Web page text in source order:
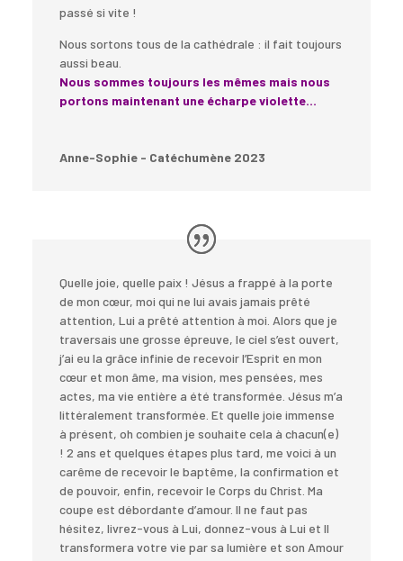
passé si vite !
Nous sortons tous de la cathédrale : il fait toujours
aussi beau.
Nous sommes toujours les mêmes mais nous
portons maintenant une écharpe violette…
Anne-Sophie - Catéchumène 2023
Quelle joie, quelle paix ! Jésus a frappé à la porte
de mon cœur, moi qui ne lui avais jamais prêté
attention, Lui a prêté attention à moi. Alors que je
traversais une grosse épreuve, le ciel s’est ouvert,
j’ai eu la grâce infinie de recevoir l’Esprit en mon
cœur et mon âme, ma vision, mes pensées, mes
actes, ma vie entière a été transformée. Jésus m’a
littéralement transformée. Et quelle joie immense
à présent, oh combien je souhaite cela à chacun(e)
! 2 ans et quelques étapes plus tard, me voici à un
carême de recevoir le baptême, la confirmation et
de pouvoir, enfin, recevoir le Corps du Christ. Ma
coupe est débordante d’amour. Il ne faut pas
hésitez, livrez-vous à Lui, donnez-vous à Lui et Il
transformera votre vie par sa lumière et son Amour